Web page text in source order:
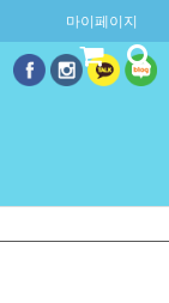
마이페이지